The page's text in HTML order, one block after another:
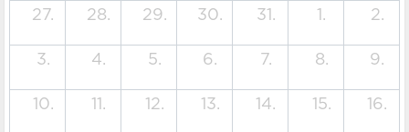
27.
28. 29. 30. 31. 1. 2.
3. 4. 5. 6. 7. 8. 9.
10. 11. 12. 13. 14. 15. 16.